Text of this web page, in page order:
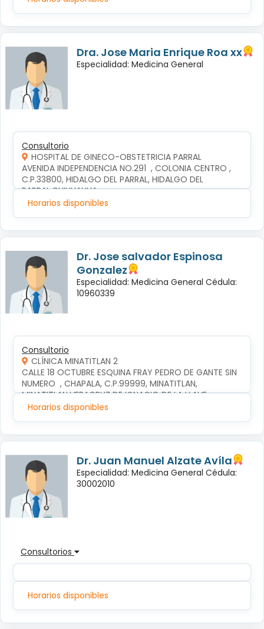
Dra. Jose Maria Enrique Roa xx
Especialidad: Medicina General
Consultorio
HOSPITAL DE GINECO-OBSTETRICIA PARRAL
AVENIDA INDEPENDENCIA NO.291  , COLONIA CENTRO ,
C.P.33800, HIDALGO DEL PARRAL, HIDALGO DEL
PARRAL,CHIHUAHUA
Horarios disponibles
Dr. Jose salvador Espinosa
Gonzalez
Especialidad: Medicina General Cédula:
10960339
Consultorio
CLÍNICA MINATITLAN 2
CALLE 18 OCTUBRE ESQUINA FRAY PEDRO DE GANTE SIN
NUMERO  , CHAPALA, C.P.99999, MINATITLAN,
MINATITLAN,VERACRUZ DE IGNACIO DE LA LLAVE
Horarios disponibles
Dr. Juan Manuel Alzate Avíla
Especialidad: Medicina General Cédula:
30002010
Consultorios
Horarios disponibles